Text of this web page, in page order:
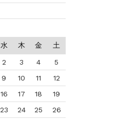
水 木 金 土
2 3 4
5
9 10 11
12
16 17 18
19
23 24 25
26